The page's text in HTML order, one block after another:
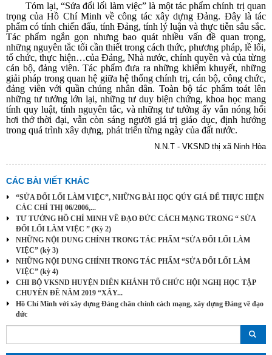
Tóm lại, “Sửa đổi lối làm việc” là một tác phẩm chính trị quan
trọng của Hồ Chí Minh về công tác xây dựng Đảng. Đây là tác
phẩm có tính chiến đấu, tính Đảng, tính lý luận và thực tiễn sâu sắc.
Tác phẩm ngắn gọn nhưng bao quát nhiều vấn đề quan trọng,
những nguyên tắc tối cần thiết trong cách thức, phương pháp, lề lối,
tổ chức, thực hiện…của Đảng, Nhà nước, chính quyền và của từng
cán bộ, đảng viên. Tác phẩm đưa ra những khiếm khuyết, những
giải pháp trong quan hệ giữa hệ thống chính trị, cán bộ, công chức,
đảng viên với quần chúng nhân dân. Toàn bộ tác phẩm toát lên
những tư tưởng lớn lại, những tư duy biện chứng, khoa học mang
tính quy luật, tính nguyên tắc, và những tư tưởng ấy vẫn nóng hổi
hơi thở thời đại, vẫn còn sáng người giá trị giáo dục, định hướng
trong quá trình xây dựng, phát triển từng ngày của đất nước.
N.N.T - VKSND thị xã Ninh Hòa
CÁC BÀI VIẾT KHÁC
“SỬA ĐỔI LỐI LÀM VIỆC”, NHỮNG BÀI HỌC QÚY GIÁ ĐỂ THỰC HIỆN
CÁC CHỈ THỊ 06/2006,...
TƯ TƯỞNG HỒ CHÍ MINH VỀ ĐẠO ĐỨC CÁCH MẠNG TRONG “ SỬA
ĐỔI LỐI LÀM VIỆC ” (Kỳ 2)
NHỮNG NỘI DUNG CHÍNH TRONG TÁC PHẨM “SỬA ĐỔI LỐI LÀM
VIỆC” (kỳ 3)
NHỮNG NỘI DUNG CHÍNH TRONG TÁC PHẨM “SỬA ĐỔI LỐI LÀM
VIỆC” (kỳ 4)
CHI BỘ VKSND HUYỆN DIÊN KHÁNH TỔ CHỨC HỘI NGHỊ HỌC TẬP
CHUYÊN ĐỀ NĂM 2019 “XÂY...
Hồ Chí Minh với xây dựng Đảng chân chính cách mạng, xây dựng Đảng về đạo
đức